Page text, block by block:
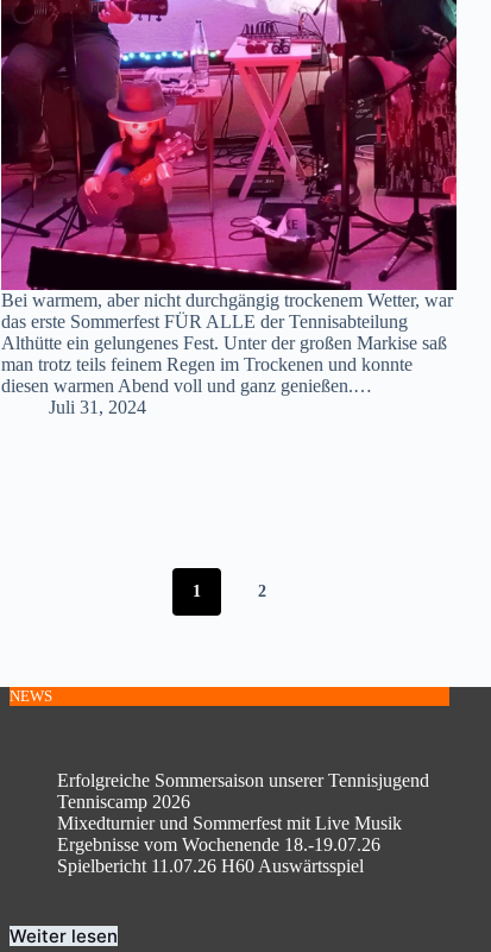
Bei warmem, aber nicht durchgängig trockenem Wetter, war
das erste Sommerfest FÜR ALLE der Tennisabteilung
Althütte ein gelungenes Fest. Unter der großen Markise saß
man trotz teils feinem Regen im Trockenen und konnte
diesen warmen Abend voll und ganz genießen.…
Juli 31, 2024
1 2
NEWS
Erfolgreiche Sommersaison unserer Tennisjugend
Tenniscamp 2026
Mixedturnier und Sommerfest mit Live Musik
Ergebnisse vom Wochenende 18.-19.07.26
Spielbericht 11.07.26 H60 Auswärtsspiel
Weiter lesen